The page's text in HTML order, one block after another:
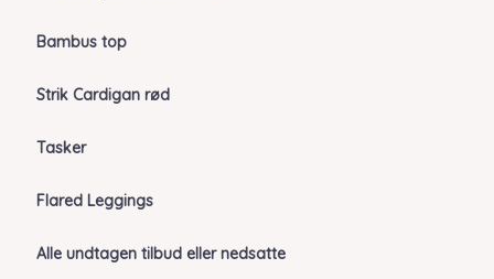
Bambus top
Strik Cardigan rød
Tasker
Flared Leggings
Alle undtagen tilbud eller nedsatte